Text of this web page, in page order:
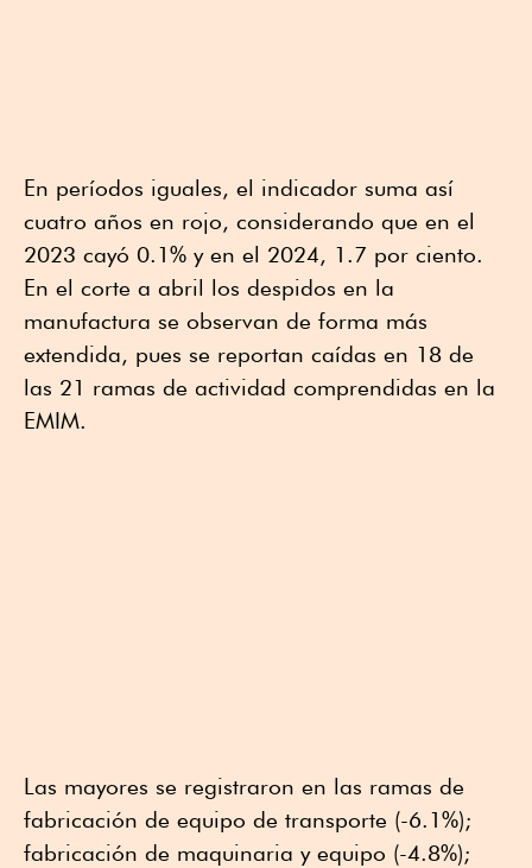
En períodos iguales, el indicador suma así
cuatro años en rojo, considerando que en el
2023 cayó 0.1% y en el 2024, 1.7 por ciento.
En el corte a abril los despidos en la
manufactura se observan de forma más
extendida, pues se reportan caídas en 18 de
las 21 ramas de actividad comprendidas en la
EMIM.
Las mayores se registraron en las ramas de
fabricación de equipo de transporte (-6.1%);
fabricación de maquinaria y equipo (-4.8%);